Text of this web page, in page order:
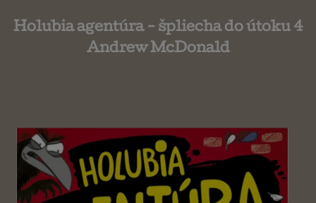
Holubia agentúra - špliecha do útoku 4
Andrew McDonald